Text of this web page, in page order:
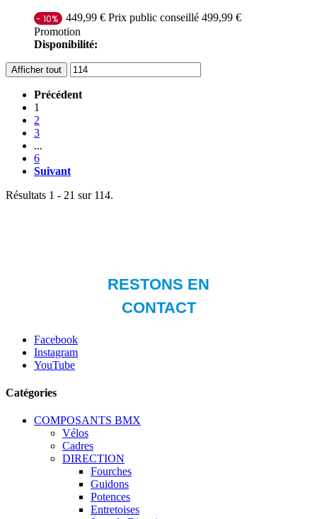
- 10% 449,99 € Prix public conseillé 499,99 €
Promotion
Disponibilité:
Afficher tout
Précédent
1
2
3
...
6
Suivant
Résultats 1 - 21 sur 114.
Facebook
Instagram
YouTube
Catégories
COMPOSANTS BMX
Vélos
Cadres
DIRECTION
Fourches
Guidons
Potences
Entretoises